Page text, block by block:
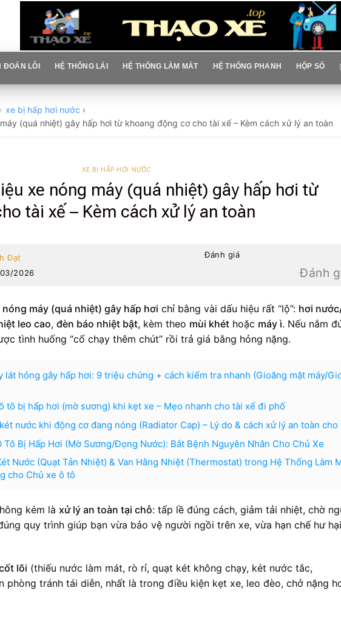
ĐOÁN LỖI HỆ THỐNG LÁI HỆ THỐNG LÀM MÁT HỆ THỐNG PHANH HỘP SỐ
xe bị hấp hơi nước ›
(quá nhiệt) gây hấp hơi từ khoang động cơ cho tài xế – Kèm cách xử lý an toàn
XE BỊ HẤP HƠI NƯỚC
xe nóng máy (quá nhiệt) gây hấp hơi từ
tài xế – Kèm cách xử lý an toàn
Đạt
2026
Đánh giá
Đánh
máy (quá nhiệt) gây hấp hơi chỉ bằng vài dấu hiệu rất “lộ”: hơi
leo cao, đèn báo nhiệt bật, kèm theo mùi khét hoặc máy ì. Nếu nắm
tình huống “cố chạy thêm chút” rồi trả giá bằng hỏng nặng.
lát hỏng gây hấp hơi: 9 triệu chứng + cách kiểm tra nhanh (Gioăng mặt máy/
tô bị hấp hơi (mờ sương) khi kẹt xe – Mẹo nhanh cho tài xế đi phố
nước khi động cơ đang nóng (Radiator Cap) – Lý do & cách xử lý an toàn cho
Tô Bị Hấp Hơi (Mờ Sương/Đọng Nước): Bắt Bệnh Nguyên Nhân Cho Chủ Xe
Nước (Quạt Tản Nhiệt) & Van Hằng Nhiệt (Thermostat) trong Hệ Thống Làm
cho Chủ xe ô tô
kém là xử lý an toàn tại chỗ: tấp lề đúng cách, giảm tải nhiệt, chờ
quy trình giúp bạn vừa bảo vệ người ngồi trên xe, vừa hạn chế hư
lõi (thiếu nước làm mát, rò rỉ, quạt két không chạy, két nước tắc,
tránh tái diễn, nhất là trong điều kiện kẹt xe, leo đèo, chở nặng